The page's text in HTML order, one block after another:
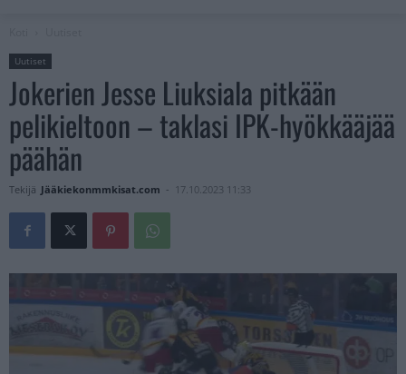
Uutiset
Jokerien Jesse Liuksiala pitkään
pelikieltoon – taklasi IPK-hyökkääjää
päähän
Tekijä Jääkiekonmmkisat.com - 17.10.2023 11:33